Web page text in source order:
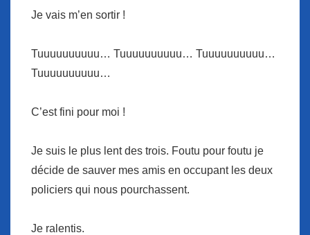
Je vais m’en sortir !
Tuuuuuuuuuu… Tuuuuuuuuuu… Tuuuuuuuuuu…
Tuuuuuuuuuu…
C’est fini pour moi !
Je suis le plus lent des trois. Foutu pour foutu je
décide de sauver mes amis en occupant les deux
policiers qui nous pourchassent.
Je ralentis.